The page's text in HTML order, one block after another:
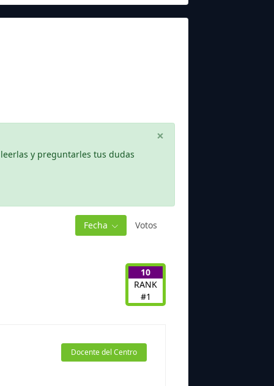
×
y preguntarles tus dudas
Fecha Votos
10
RANK
#1
Docente del Centro